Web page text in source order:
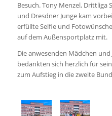
Besuch. Tony Menzel, Drittliga
und Dresdner Junge kam
erfüllte Selfie und
auf dem Außensportplatz mit.
Die anwesenden Mädchen
bedankten sich herzlich für
zum Aufstieg in die zweite